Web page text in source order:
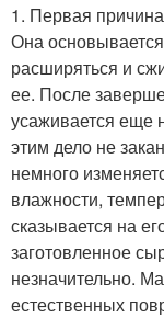
1. Первая
Она
расширяться и
ее. После
усаживается еще
этим дело не
немного
влажности,
сказывается на
заготовленное
незначительно.
естественных